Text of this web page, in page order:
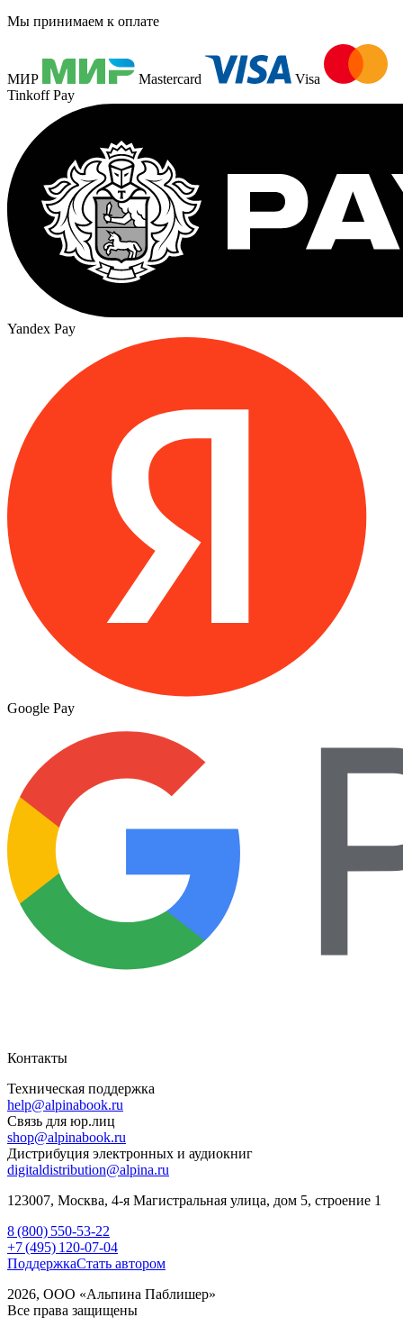
Мы принимаем к оплате
МИР Mastercard
Visa
Tinkoff Pay
Yandex Pay
Google Pay
Контакты
Техническая поддержка
help@alpinabook.ru
Связь для юр.лиц
shop@alpinabook.ru
Дистрибуция электронных и аудиокниг
digitaldistribution@alpina.ru
123007, Москва, 4-я Магистральная улица, дом 5, строение 1
8 (800) 550-53-22
+7 (495) 120-07-04
ПоддержкаСтать автором
2026, ООО «Альпина Паблишер»
Все права защищены